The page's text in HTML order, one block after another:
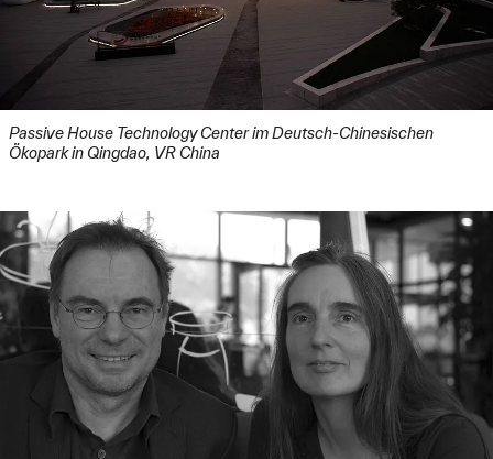
Passive House Technology Center im Deutsch-Chinesischen
Ökopark in Qingdao, VR China